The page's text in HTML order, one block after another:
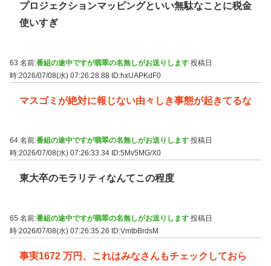
プロジェクションマッピングといい無駄なことに税金
使いすぎ
63 名前:番組の途中ですが翡翠の名無しがお送りします 投稿日
時:2026/07/08(水) 07:26:28.88 ID:hxUAPKdF0
マスゴミが絶対に報じない由々しき事態が起きてるな
64 名前:番組の途中ですが翡翠の名無しがお送りします 投稿日
時:2026/07/08(水) 07:26:33.34 ID:5Mv5MG/X0
東大卒のモラリティなんてこの程度
65 名前:番組の途中ですが翡翠の名無しがお送りします 投稿日
時:2026/07/08(水) 07:26:35.26
ID:VmtbBrdsM
事実1672 万円、これはみなさんもチェックしておら